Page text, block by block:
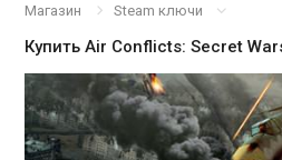
Магазин Steam ключи
КупитьAir Conflicts: Secret